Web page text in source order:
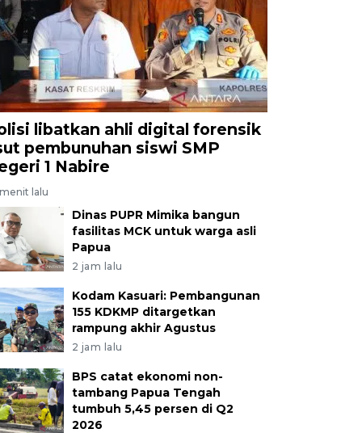
libatkan ahli digital forensik
pembunuhan siswi SMP
1 Nabire
lalu
Dinas PUPR Mimika bangun
fasilitas MCK untuk warga asli
Papua
2 jam lalu
Kodam Kasuari: Pembangunan
155 KDKMP ditargetkan
rampung akhir Agustus
2 jam lalu
BPS catat ekonomi non-
tambang Papua Tengah
tumbuh 5,45 persen di Q2
2026